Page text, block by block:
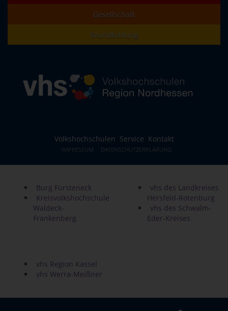
Gesellschaft
Grundbildung
Volkshochschulen Service Kontakt
IMPRESSUM DATENSCHUTZERKLÄRUNG
Burg Fürsteneck
Kreisvolkshochschule
Waldeck-
Frankenberg
vhs des Landkreises
Hersfeld-Rotenburg
vhs des Schwalm-
Eder-Kreises
vhs Region Kassel
vhs Werra-Meißner